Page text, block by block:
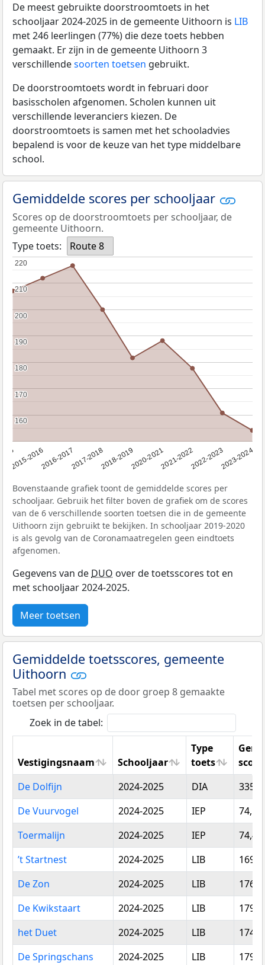
De meest gebruikte doorstroomtoets in het
schooljaar 2024-2025 in de gemeente Uithoorn is LIB
met 246 leerlingen (77%) die deze toets hebben
gemaakt. Er zijn in de gemeente Uithoorn 3
verschillendesoorten toetsen gebruikt.
De doorstroomtoets wordt in februari door
basisscholen afgenomen. Scholen kunnen uit
verschillende leveranciers kiezen. De
doorstroomtoets is samen met het schooladvies
bepalend is voor de keuze van het type middelbare
school.
Gemiddelde scores per schooljaar
Scores op de doorstroomtoets per schooljaar, de
gemeente Uithoorn.
Type toets:
Route 8
2015-20162016-20172017-20182018-20192020-20212021-20222022-20232023-2024
160
160
170
170
180
180
190
190
200
200
210
210
220
220
Bovenstaande grafiek toont de gemiddelde scores per
schooljaar. Gebruik het filter boven de grafiek om de scores
van de 6 verschillende soorten toetsen die in de gemeente
Uithoorn zijn gebruikt te bekijken. In schooljaar 2019-2020
is als gevolg van de Coronamaatregelen geen eindtoets
afgenomen.
Gegevens van de DUO over de toetsscores tot en
met schooljaar 2024-2025.
Meer toetsen
Gemiddelde toetsscores, gemeente
Uithoorn
Tabel met scores op de door groep 8 gemaakte
toetsen per schooljaar.
Zoek in de tabel:
Vestigingsnaam Schooljaar
Type
toets
score
Vestigingsnaam
Schooljaar
Type
toets
score
De Dolfijn 2024-2025 DIA
De Vuurvogel
2024-2025 IEP
74,52
Toermalijn
2024-2025 IEP
74,48
’t Startnest
2024-2025 LIB
De Zon
2024-2025 LIB
De Kwikstaart
2024-2025 LIB
het Duet
2024-2025 LIB
De Springschans
2024-2025 LIB